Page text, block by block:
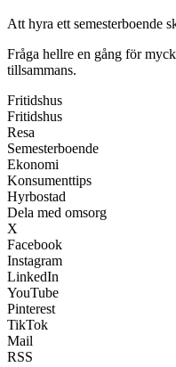
Att hyra ett semesterboende
Fråga hellre en gång för
tillsammans.
Fritidshus
Fritidshus
Resa
Semesterboende
Ekonomi
Konsumenttips
Hyrbostad
Dela med omsorg
X
Facebook
Instagram
LinkedIn
YouTube
Pinterest
TikTok
Mail
RSS